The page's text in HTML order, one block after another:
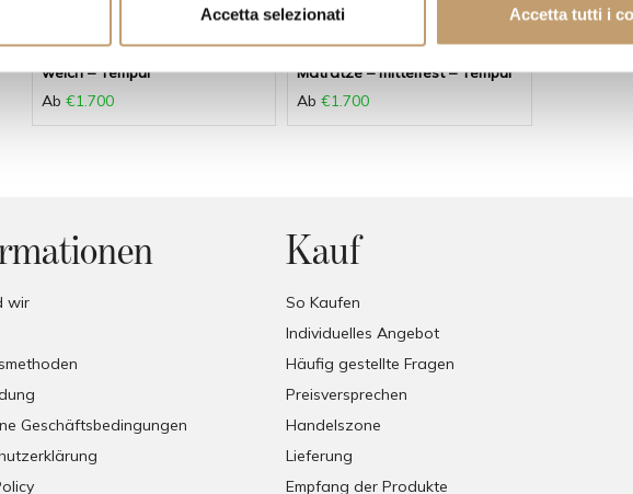
Accetta selezionati Accetta tutti i
weich – Tempur
Ab €1.700
Tempur
Matratze – mittelfest – Tempur
Ab €1.700
wir
Geschäftsbedingungen
Kauf
So Kaufen
Individuelles Angebot
Häufig gestellte Fragen
Preisversprechen
Handelszone
Lieferung
Empfang der Produkte